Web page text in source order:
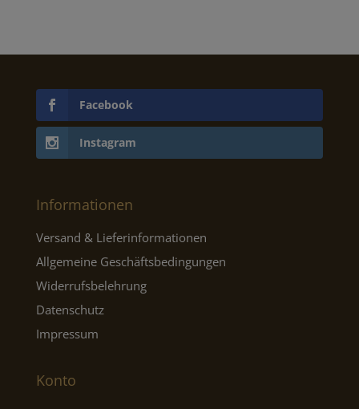
Facebook
Instagram
Informationen
Versand & Lieferinformationen
Allgemeine Geschäftsbedingungen
Widerrufsbelehrung
Datenschutz
Impressum
Konto